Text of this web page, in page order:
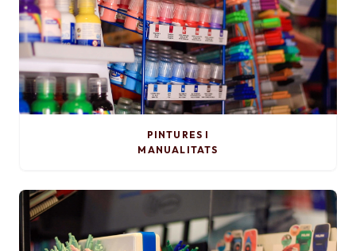
PINTURES I
MANUALITATS